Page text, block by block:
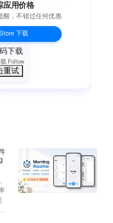
时随地记一笔
片及图表让财务状况一目了
况，拒绝糊涂账
，手有余粮心不慌
早上一定要喝一杯咖啡， 有
钱花在了哪里。 这时，需要消
随手记这个“工作台”！
题，欢迎联系我们，可爱的客
馈哦。
功能咨询”/“业务咨询”
“意见反馈”
Follow
重试
应用价格
醒，不错过任何优惠
下载